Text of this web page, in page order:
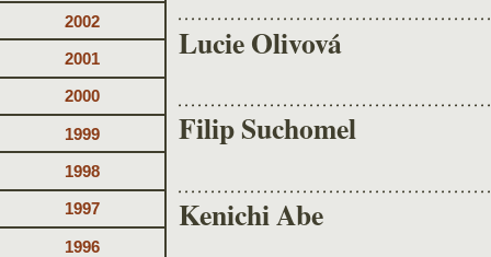
2002
2001
2000
1999
1998
1997
1996
Lucie Olivová
Filip Suchomel
Kenichi Abe